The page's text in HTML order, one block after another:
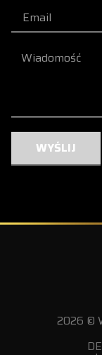
WYŚLIJ
2026 ©